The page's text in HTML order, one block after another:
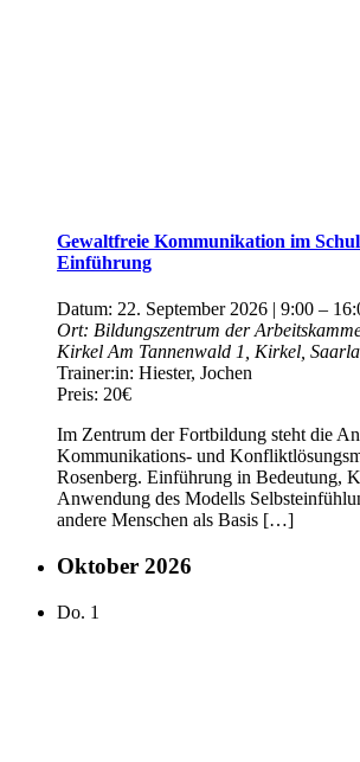
Gewaltfreie Kommunikation im
Einführung
Datum: 22. September 2026 | 9:00 –
Ort: Bildungszentrum der
KirkelAm Tannenwald 1, Kirkel,
Trainer:in: Hiester, Jochen
Preis: 20€
Im Zentrum der Fortbildung steht die
Kommunikations­- und
Rosenberg. Einführung in Bedeutung,
Anwendung des Modells
andere Menschen als Basis […]
Oktober 2026
Do. 1